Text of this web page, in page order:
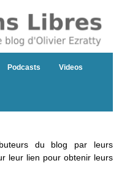
Podcasts Videos
du blog par leurs
leur lien pour obtenir leurs